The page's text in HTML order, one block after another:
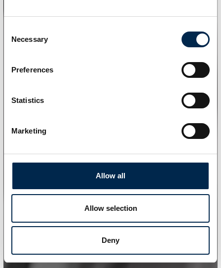
Selection
Necessary
Preferences
Statistics
Marketing
Allow all
Allow selection
Deny